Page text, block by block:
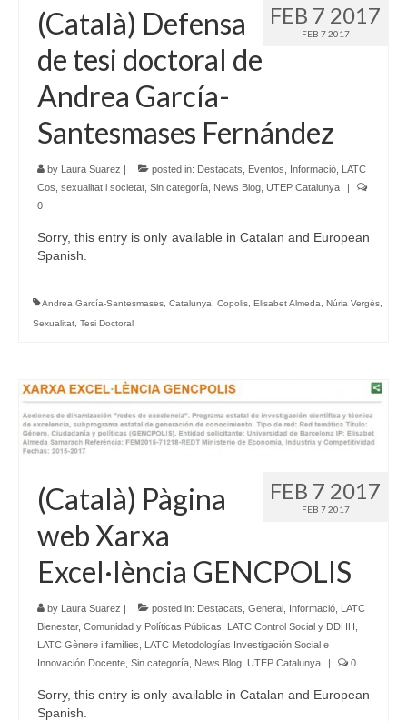
FEB 7 2017
FEB 7 2017
(Català) Defensa
de tesi doctoral de
Andrea García-
Santesmases Fernández
by Laura Suarez | posted in: Destacats Eventos Informació LATC
Cos, sexualitat i societat Sin categoría News Blog UTEP Catalunya
|
0
Sorry, this entry is only available in Catalan and European
Spanish.
Andrea García-Santesmases Catalunya Copolis Elisabet Almeda Núria Vergès
Sexualitat Tesi Doctoral
FEB 7 2017
FEB 7 2017
(Català) Pàgina
web Xarxa
Excel·lència GENCPOLIS
by Laura Suarez | posted in: Destacats General Informació LATC
Bienestar, Comunidad y Políticas Públicas
LATC Control Social y DDHH
LATC Gènere i famílies
LATC Metodologías Investigación Social e
Innovación Docente Sin categoría News Blog UTEP Catalunya | 0
Sorry, this entry is only available in Catalan and European
Spanish.